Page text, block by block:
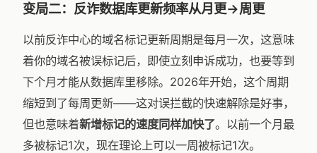
变局二：反诈数据库更新频率从月更→周更
以前反诈中心的域名标记更新周期是每月一次，这意味
着你的域名被误标记后，即使立刻申诉成功，也要等到
下个月才能从数据库里移除。2026年开始，这个周期
缩短到了每周更新——这对误拦截的快速解除是好事，
但也意味着新增标记的速度同样加快了。以前一个月最
多被标记1次，现在理论上可以一周被标记1次。